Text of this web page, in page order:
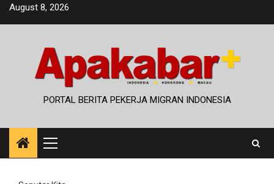
SkipAugust 8, 2026
PORTAL BERITA PEKERJA MIGRAN INDONESIA
Primary
Menu